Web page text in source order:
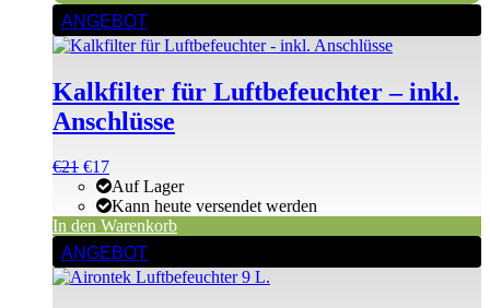
ANGEBOT
Kalkfilter für Luftbefeuchter – inkl.
Anschlüsse
Ursprünglicher
Preis
war:
€21
€21Aktueller
Preis
ist:
€21.
€17
Auf Lager
Kann heute versendet werden
In den Warenkorb
ANGEBOT